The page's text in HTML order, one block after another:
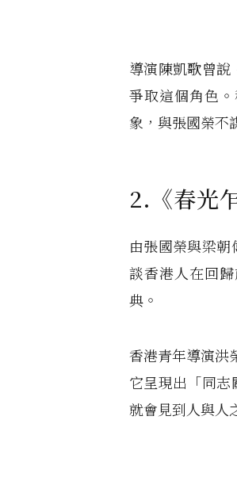
導演陳凱歌曾
爭取這個角色
象，與張國榮不
2.《春光
由張國榮與梁朝
談香港人在回
典。
香港青年導演洪
它呈現出「同志
就會見到人與人